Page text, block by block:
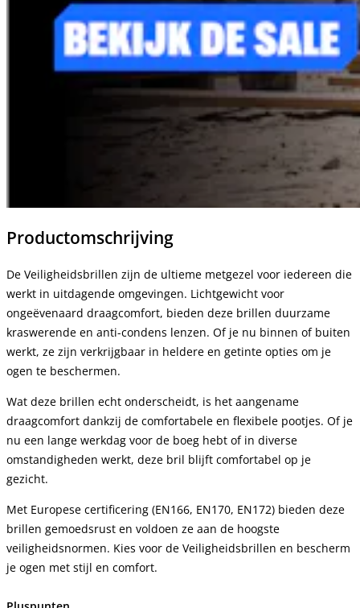
Productomschrijving
De Veiligheidsbrillen zijn de ultieme metgezel voor iedereen die
werkt in uitdagende omgevingen. Lichtgewicht voor
ongeëvenaard draagcomfort, bieden deze brillen duurzame
kraswerende en anti-condens lenzen. Of je nu binnen of buiten
werkt, ze zijn verkrijgbaar in heldere en getinte opties om je
ogen te beschermen.
Wat deze brillen echt onderscheidt, is het aangename
draagcomfort dankzij de comfortabele en flexibele pootjes. Of je
nu een lange werkdag voor de boeg hebt of in diverse
omstandigheden werkt, deze bril blijft comfortabel op je
gezicht.
Met Europese certificering (EN166, EN170, EN172) bieden deze
brillen gemoedsrust en voldoen ze aan de hoogste
veiligheidsnormen. Kies voor de Veiligheidsbrillen en bescherm
je ogen met stijl en comfort.